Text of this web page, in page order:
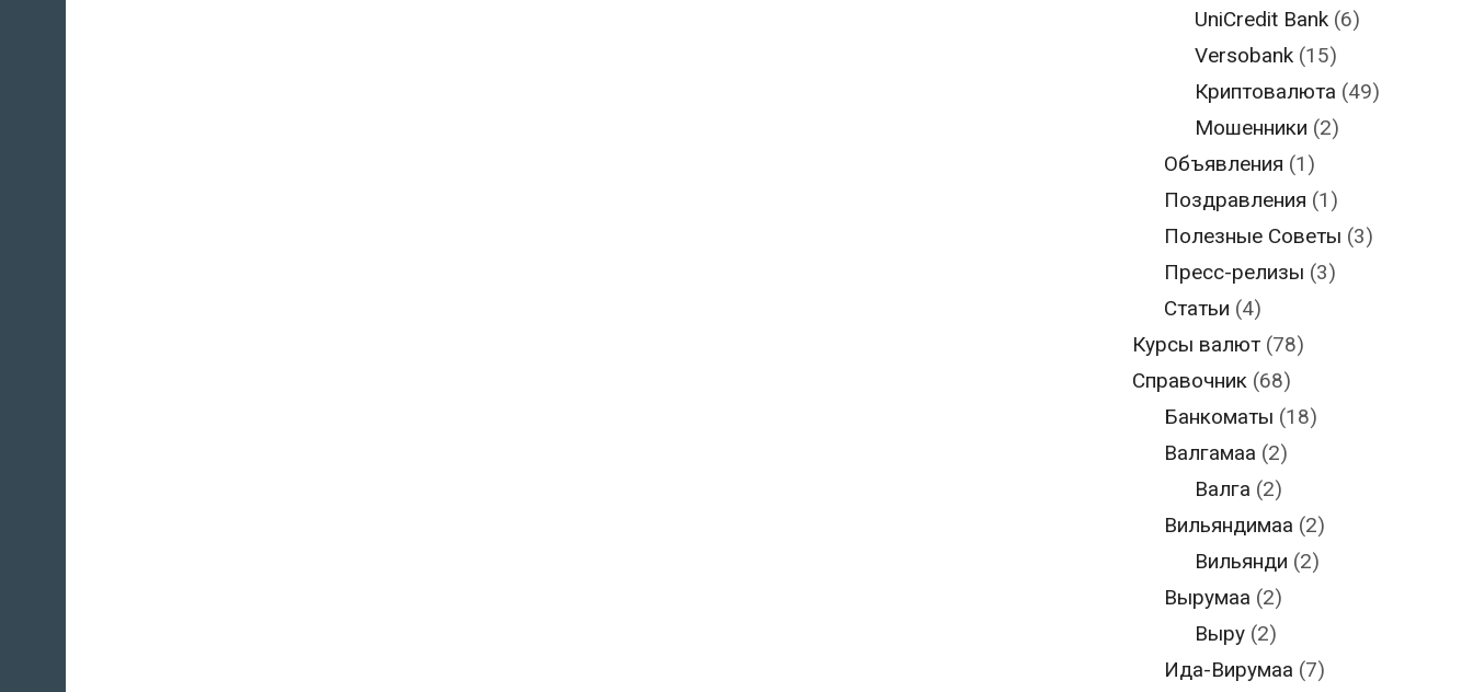
UniCredit Bank (6)
Versobank (15)
Криптовалюта (49)
Мошенники (2)
Объявления (1)
Поздравления (1)
Полезные Советы (3)
Пресс-релизы (3)
Статьи (4)
Курсы валют (78)
Справочник (68)
Банкоматы (18)
Валгамаа (2)
Валга (2)
Вильяндимаа (2)
Вильянди (2)
Вырумаа (2)
Выру (2)
Ида-Вирумаа (7)